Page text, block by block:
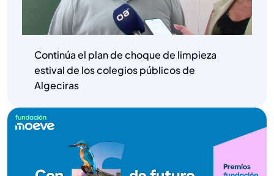
Continúa el plan de choque de limpieza
estival de los colegios públicos de
Algeciras